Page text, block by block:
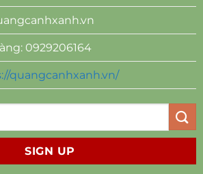
0929206164
quangcanhxanh.vn/
SIGN UP